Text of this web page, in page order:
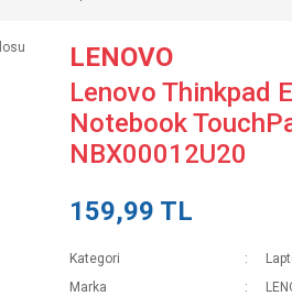
LENOVO
Lenovo Thinkpad
Notebook
NBX00012U20
159,99 TL
Kategori
Marka